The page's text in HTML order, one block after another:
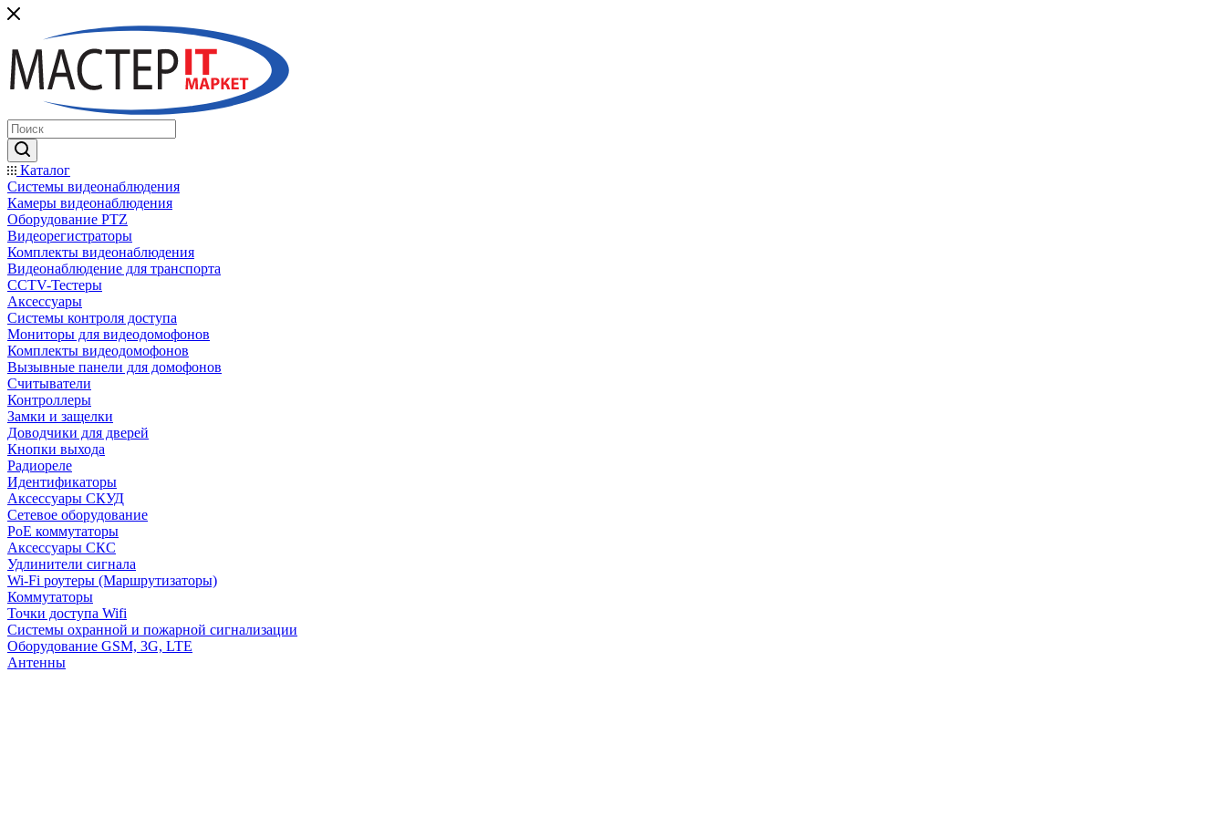
Каталог
Системы видеонаблюдения
Камеры видеонаблюдения
Оборудование PTZ
Видеорегистраторы
Комплекты видеонаблюдения
Видеонаблюдение для транспорта
CCTV-Тестеры
Аксессуары
Системы контроля доступа
Мониторы для видеодомофонов
Комплекты видеодомофонов
Вызывные панели для домофонов
Считыватели
Контроллеры
Замки и защелки
Доводчики для дверей
Кнопки выхода
Радиореле
Идентификаторы
Аксессуары СКУД
Сетевое оборудование
PoE коммутаторы
Аксессуары СКС
Удлинители сигнала
Wi-Fi роутеры (Маршрутизаторы)
Коммутаторы
Точки доступа Wifi
Системы охранной и пожарной сигнализации
Оборудование GSM, 3G, LTE
Антенны